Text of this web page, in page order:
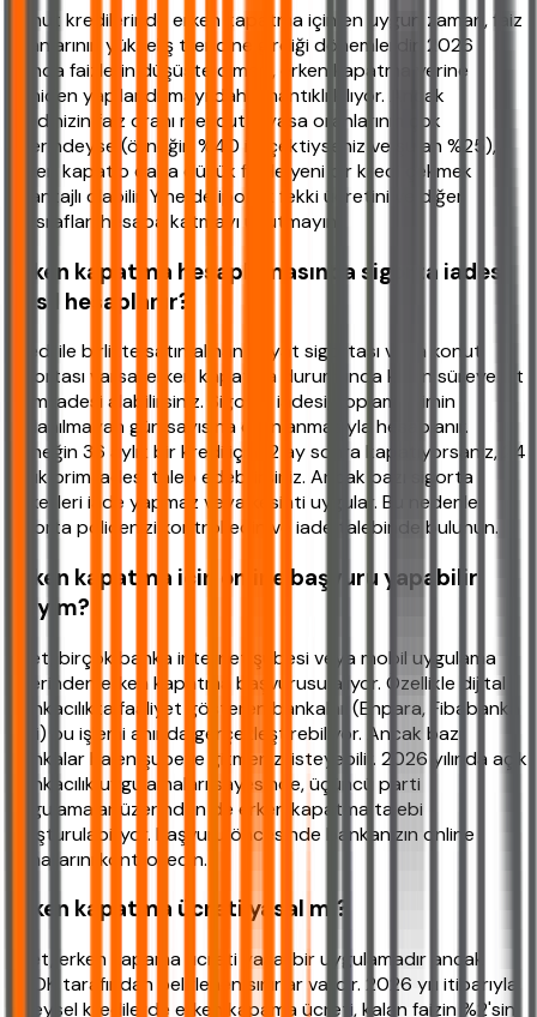
Konut kredilerinde erken kapatma için en uygun zaman, faiz
oranlarının yükseliş trendine girdiği dönemlerdir. 2026
yılında faizlerin düşüşte olması, erken kapatma yerine
yeniden yapılandırmayı daha mantıklı kılıyor. Ancak
kredinizin faiz oranı mevcut piyasa oranlarının çok
üzerindeyse (örneğin %40 ile çektiyseniz ve şu an %25),
erken kapatıp daha düşük faizle yeni bir kredi çekmek
avantajlı olabilir. Yine de ipotek fekki ücretini ve diğer
masrafları hesaba katmayı unutmayın.
Erken kapatma hesaplamasında sigorta iadesi
nasıl hesaplanır?
Kredi ile birlikte satın alınan hayat sigortası veya konut
sigortası varsa, erken kapatma durumunda kalan süreye ait
prim iadesi alabilirsiniz. Sigorta iadesi, toplam primin
kullanılmayan gün sayısına oranlanmasıyla hesaplanır.
Örneğin 36 aylık bir kredi için 12 ay sonra kapatıyorsanız, 24
aylık prim iadesi talep edebilirsiniz. Ancak bazı sigorta
şirketleri iade yapmaz veya kesinti uygular. Bu nedenle
sigorta poliçenizi kontrol edin ve iade talebinde bulunun.
Erken kapatma için online başvuru yapabilir
miyim?
Evet, birçok banka internet şubesi veya mobil uygulama
üzerinden erken kapatma başvurusu alıyor. Özellikle dijital
bankacılıkta faaliyet gösteren bankalar (Enpara, Fibabanka
gibi) bu işlemi anında gerçekleştirebiliyor. Ancak bazı
bankalar halen şubeye gitmenizi isteyebilir. 2026 yılında açık
bankacılık uygulamaları sayesinde, üçüncü parti
uygulamalar üzerinden de erken kapatma talebi
oluşturulabiliyor. Başvuru öncesinde bankanızın online
kanallarını kontrol edin.
Erken kapatma ücreti yasal mı?
Evet, erken kapama ücreti yasal bir uygulamadır ancak
BDDK tarafından belirlenen sınırlar vardır. 2026 yılı itibarıyla
bireysel kredilerde erken kapama ücreti, kalan faizin %2'sini